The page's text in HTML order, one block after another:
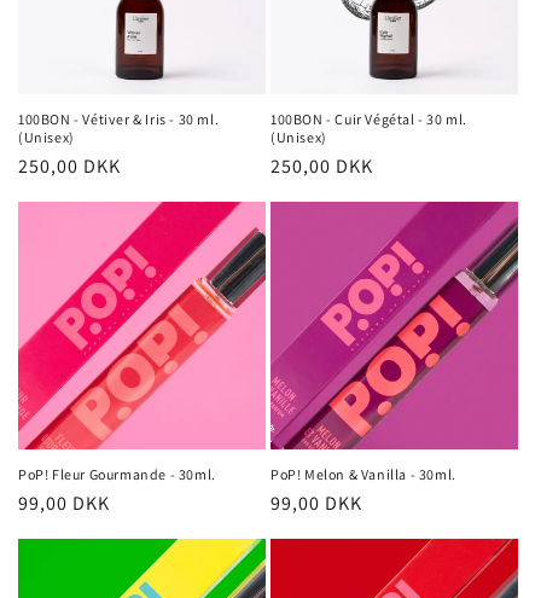
100BON - Vétiver & Iris - 30 ml.
(Unisex)
Normalpris
250,00 DKK
100BON - Cuir Végétal - 30 ml.
(Unisex)
Normalpris
250,00 DKK
PoP! Fleur Gourmande - 30ml.
Normalpris
99,00 DKK
PoP! Melon & Vanilla - 30ml.
Normalpris
99,00 DKK